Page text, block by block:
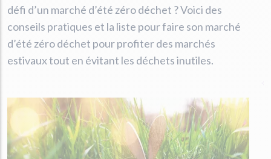
défi d’un marché d’été zéro déchet ? Voici des
conseils pratiques et la liste pour faire son marché
d’été zéro déchet pour profiter des marchés
estivaux tout en évitant les déchets inutiles.